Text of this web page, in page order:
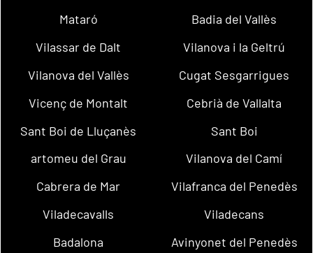
Mataró
Badia del Vallès
Vilassar de Dalt
Vilanova i la Geltrú
Vilanova del Vallès
Cugat Sesgarrigues
Vicenç de Montalt
Cebrià de Vallalta
Sant Boi de Lluçanès
Sant Boi
artomeu del Grau
Vilanova del Camí
Cabrera de Mar
Vilafranca del Penedès
Viladecavalls
Viladecans
Badalona
Avinyonet del Penedès